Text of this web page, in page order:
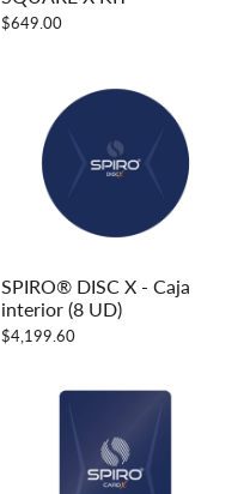
$649.00
SPIRO® DISC X - Caja
interior (8 UD)
$4,199.60